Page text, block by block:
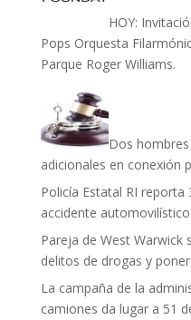
HOY:
Pops Orquesta
Parque Roger Williams.
Dos
adicionales en conexión
Policía Estatal RI
accidente
Pareja de West Warwick
delitos de drogas y
La campaña de la
camiones da lugar a 51